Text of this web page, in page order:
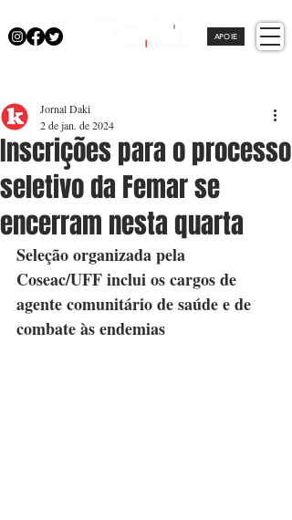
APOIE
Inscrições para o processo
seletivo da Femar se
encerram nesta quarta
Jornal Daki
2 de jan. de 2024
Seleção organizada pela
Coseac/UFF inclui os cargos de
agente comunitário de saúde e de
combate às endemias